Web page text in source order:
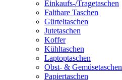
Einkaufs-/Tragetaschen
Faltbare Taschen
Gürteltaschen
Jutetaschen
Koffer
Kühltaschen
Laptoptaschen
Obst- & Gemüsetaschen
Papiertaschen